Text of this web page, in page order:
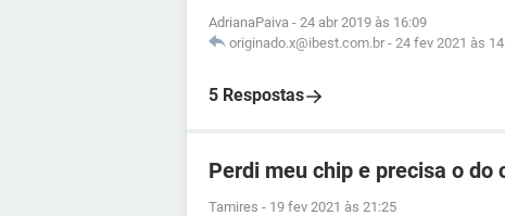
AdrianaPaiva - 24 abr 2019 às 16:09
originado.x@ibest.com.br - 24 fev 2021 às
5 Respostas
Perdi meu chip e precisa o do
Tamires - 19 fev 2021 às 21:25